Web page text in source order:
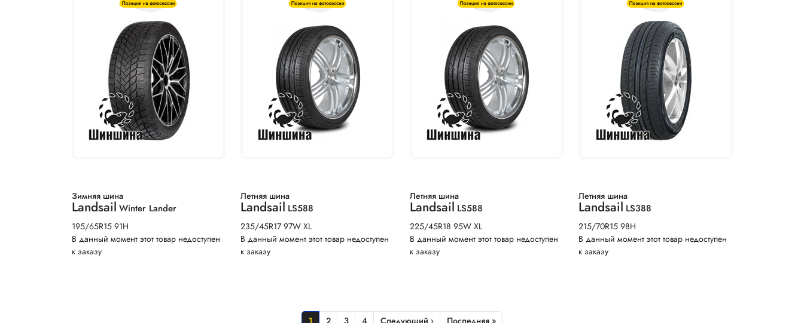
Зимняя шина
Landsail Winter Lander
195/65R15 91H
В данный момент этот товар недоступен
к заказу
Летняя шина
Landsail LS588
235/45R17 97W XL
В данный момент этот товар недоступен
к заказу
Летняя шина
Landsail LS588
225/45R18 95W XL
В данный момент этот товар недоступен
к заказу
Летняя шина
Landsail LS388
215/70R15 98H
В данный момент этот товар недоступен
к заказу
Текущая страница
СтраницаСтраницаСтраницаСледующая страницаПоследняя страница